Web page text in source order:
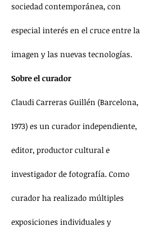
sociedad contemporánea, con
especial interés en el cruce entre la
imagen y las nuevas tecnologías.
Sobre el curador
Claudi Carreras Guillén (Barcelona,
1973) es un curador independiente,
editor, productor cultural e
investigador de fotografía. Como
curador ha realizado múltiples
exposiciones individuales y